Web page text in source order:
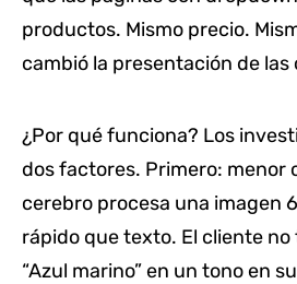
productos. Mismo precio.
cambió la presentación de las
¿Por qué funciona? Los
dos factores. Primero: menor
cerebro procesa una imagen
rápido que texto. El cliente
“Azul marino” en un tono en